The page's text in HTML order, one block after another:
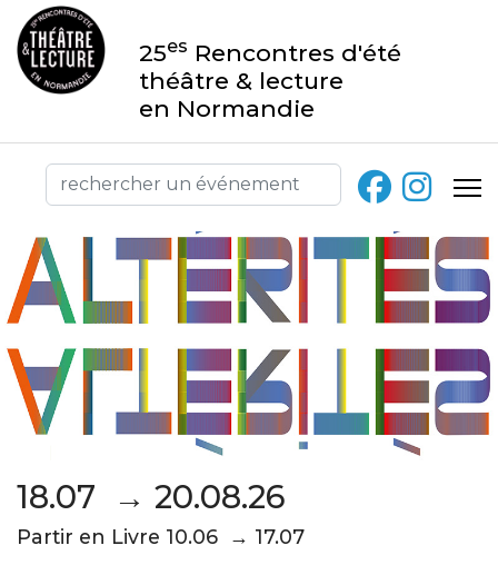
25es Rencontres d'été
théâtre & lecture
en Normandie
18.07 → 20.08.26
Partir en Livre 10.06 → 17.07